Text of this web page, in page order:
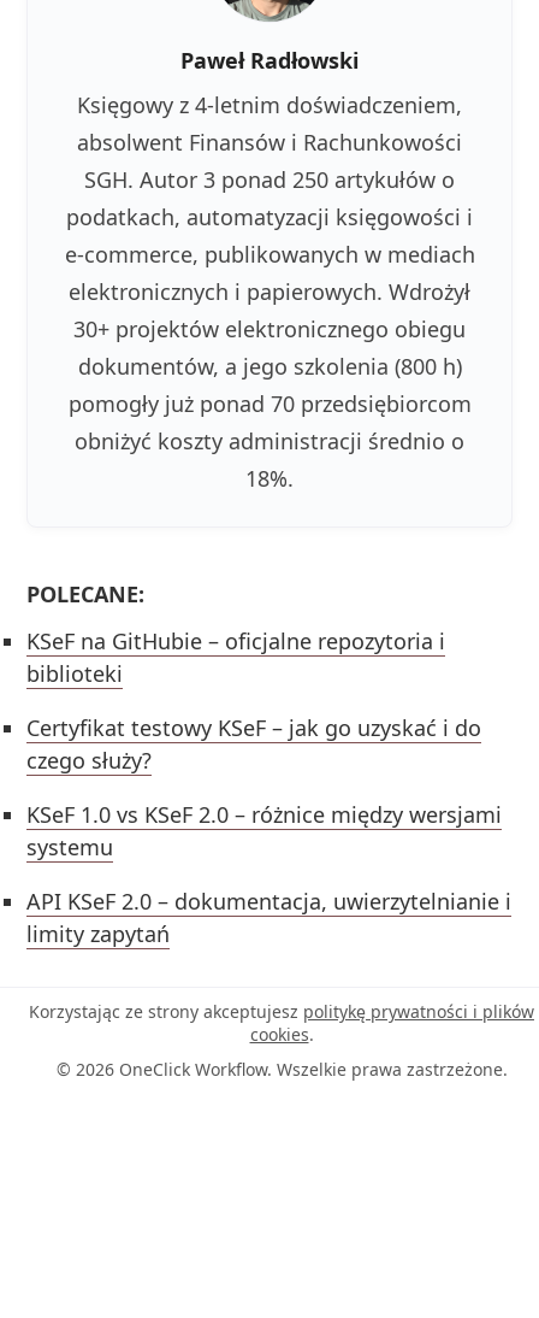
Paweł Radłowski
Księgowy z 4-letnim doświadczeniem,
absolwent Finansów i Rachunkowości
SGH. Autor 3 ponad 250 artykułów o
podatkach, automatyzacji księgowości i
e-commerce, publikowanych w mediach
elektronicznych i papierowych. Wdrożył
30+ projektów elektronicznego obiegu
dokumentów, a jego szkolenia (800 h)
pomogły już ponad 70 przedsiębiorcom
obniżyć koszty administracji średnio o
18%.
POLECANE:
KSeF na GitHubie – oficjalne repozytoria i
biblioteki
Certyfikat testowy KSeF – jak go uzyskać i do
czego służy?
KSeF 1.0 vs KSeF 2.0 – różnice między wersjami
systemu
API KSeF 2.0 – dokumentacja, uwierzytelnianie i
limity zapytań
Korzystając ze strony akceptujesz politykę prywatności i plików
cookies.
© 2026 OneClick Workflow. Wszelkie prawa zastrzeżone.